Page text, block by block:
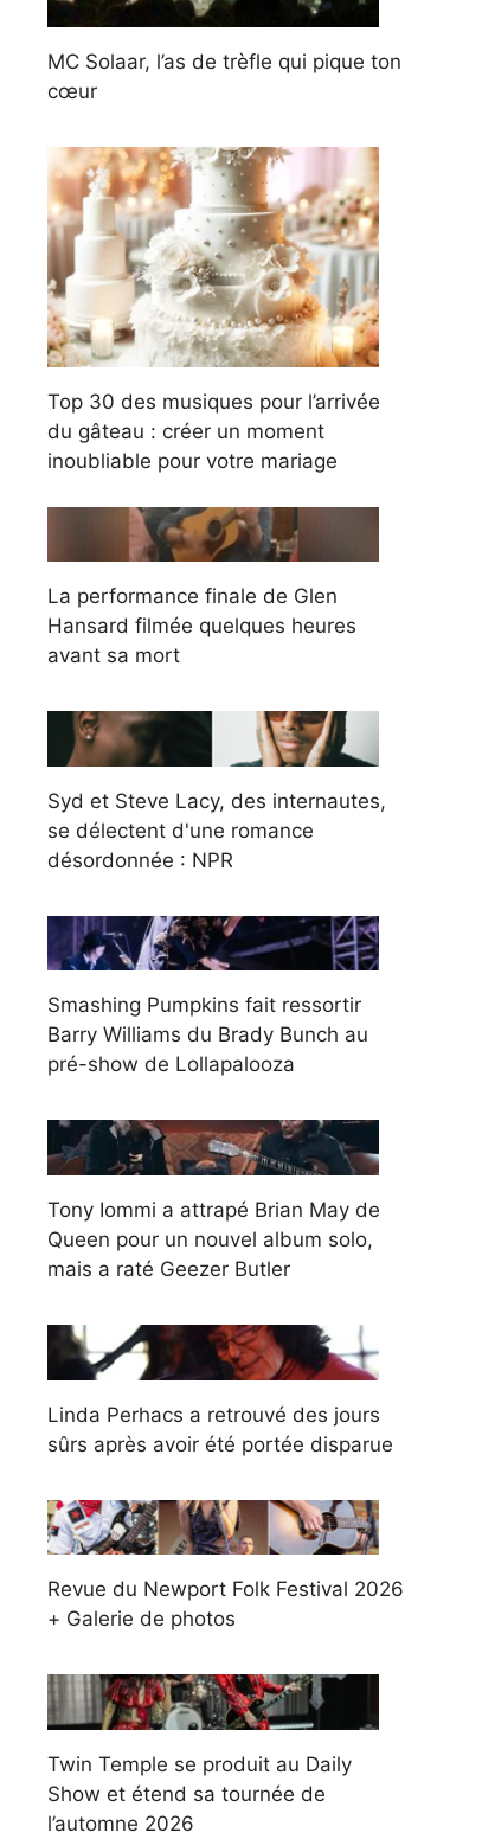
MC Solaar, l’as de trèfle qui pique ton
cœur
Top 30 des musiques pour l’arrivée
du gâteau : créer un moment
inoubliable pour votre mariage
La performance finale de Glen
Hansard filmée quelques heures
avant sa mort
Syd et Steve Lacy, des internautes,
se délectent d'une romance
désordonnée : NPR
Smashing Pumpkins fait ressortir
Barry Williams du Brady Bunch au
pré-show de Lollapalooza
Tony Iommi a attrapé Brian May de
Queen pour un nouvel album solo,
mais a raté Geezer Butler
Linda Perhacs a retrouvé des jours
sûrs après avoir été portée disparue
Revue du Newport Folk Festival 2026
+ Galerie de photos
Twin Temple se produit au Daily
Show et étend sa tournée de
l’automne 2026